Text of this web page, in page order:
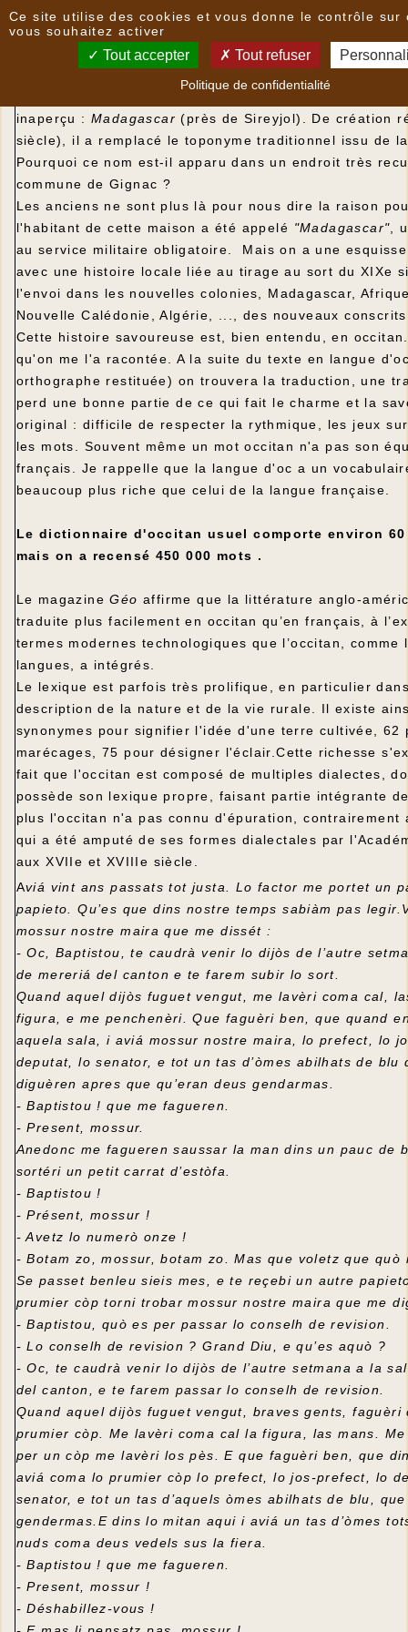
Madagascar
Madagascar
Dans la toponymie locale il est un nom de lieu qui ne
inaperçu : Madagascar (près de Sireyjol). De création
siècle), il a remplacé le toponyme traditionnel issu de
Pourquoi ce nom est-il apparu dans un endroit très
commune de Gignac ?
Les anciens ne sont plus là pour nous dire la raison
l'habitant de cette maison a été appelé "Madagascar" ,
au service militaire obligatoire. Mais on a une
avec une histoire locale liée au tirage au sort du XIXe
l'envoi dans les nouvelles colonies, Madagascar,
Nouvelle Calédonie, Algérie, ..., des nouveaux
Cette histoire savoureuse est, bien entendu, en
qu'on me l'a racontée. A la suite du texte en langue
orthographe restituée) on trouvera la traduction, une
perd une bonne partie de ce qui fait le charme et la
original : difficile de respecter la rythmique, les jeux
les mots. Souvent même un mot occitan n'a pas son
français. Je rappelle que la langue d'oc a un
beaucoup plus riche que celui de la langue française.
Le dictionnaire d'occitan usuel comporte environ 60
mais on a recensé 450 000 mots .
Le magazineGéo affirme que la littérature anglo-
traduite plus facilement en occitan qu’en français, à
termes modernes technologiques que l’occitan, comme
langues, a intégrés.
Le lexique est parfois très prolifique, en particulier
description de la nature et de la vie rurale. Il existe
synonymes pour signifier l'idée d'une terre cultivée, 62
marécages, 75 pour désigner l'éclair.Cette richesse
fait que l'occitan est composé de multiples dialectes,
possède son lexique propre, faisant partie intégrante
plus l'occitan n'a pas connu d'épuration, contrairement
qui a été amputé de ses formes dialectales par
aux XVIIe et XVIIIe siècle.
Aviá vint ans passats tot justa. Lo factor me portet un
papieto. Qu’es que dins nostre temps sabiàm pas
mossur nostre maira que me dissét :
- Oc, Baptistou, te caudrà venir lo dijòs de l’autre
de mereriá del canton e te farem subir lo sort.
Quand aquel dijòs fuguet vengut, me lavèri coma cal,
figura, e me penchenèri. Que faguèri ben, que quand
aquela sala, i aviá mossur nostre maira, lo prefect, lo
deputat, lo senator, e tot un tas d’òmes abilhats de blu
diguèren apres que qu’eran deus gendarmas.
- Baptistou ! que me fagueren.
- Present, mossur.
Anedonc me fagueren saussar la man dins un pauc de
sortéri un petit carrat d’estòfa.
- Baptistou !
- Présent, mossur !
- Avetz lo numerò onze !
- Botam zo, mossur, botam zo. Mas que voletz que quò
Se passet benleu sieis mes, e te reçebi un autre
prumier còp torni trobar mossur nostre maira que me
- Baptistou, quò es per passar lo conselh de revision.
- Lo conselh de revision ? Grand Diu, e qu’es aquò ?
- Oc, te caudrà venir lo dijòs de l’autre setmana a la
del canton, e te farem passar lo conselh de revision.
Quand aquel dijòs fuguet vengut, braves gents, faguèri
prumier còp. Me lavèri coma cal la figura, las mans.
per un còp me lavèri los pès. E que faguèri ben, que
aviá coma lo prumier còp lo prefect, lo jos-prefect, lo
senator, e tot un tas d’aquels òmes abilhats de blu, que
gendermas.E dins lo mitan aqui i aviá un tas d’òmes
nuds coma deus vedels sus la fiera.
- Baptistou ! que me fagueren.
- Present, mossur !
- Déshabillez-vous !
Ce site utilise des cookies et vous donne le contrôle sur
vous souhaitez activer
Tout accepter Tout refuser
Politique de confidentialité